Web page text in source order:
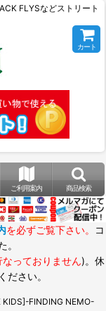
FLYSなどストリート
カート
ご利用案内 商品検索
を必ずご覧下さい。
コ
。
っておりません)。休
ださい。
KIDS]-FINDING NEMO-